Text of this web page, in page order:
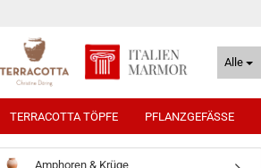
Alle
TERRACOTTA TÖPFE PFLANZGEFÄSSE
Amphoren & Krüge